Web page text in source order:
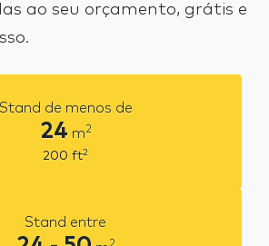
ao seu orçamento, grátis e
Stand de menos de
24 m2
200 ft2
Stand entre